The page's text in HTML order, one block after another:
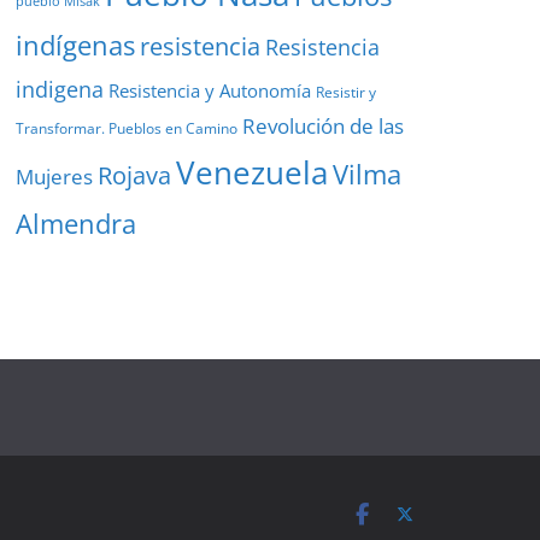
indígenasresistencia Resistencia
indigena Resistencia y Autonomía Resistir y
Transformar. Pueblos en Camino Revolución de las
Mujeres RojavaVenezuelaVilma
Almendra